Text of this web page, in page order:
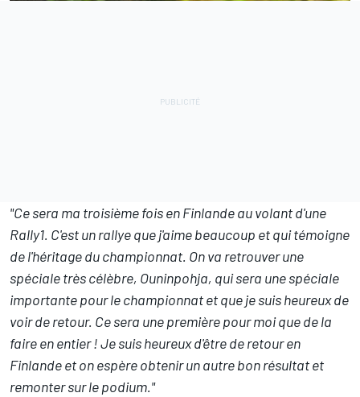
"Ce sera ma troisième fois en Finlande au volant d'une
Rally1. C'est un rallye que j'aime beaucoup et qui témoigne
de l'héritage du championnat. On va retrouver une
spéciale très célèbre, Ouninpohja, qui sera une spéciale
importante pour le championnat et que je suis heureux de
voir de retour. Ce sera une première pour moi que de la
faire en entier ! Je suis heureux d'être de retour en
Finlande et on espère obtenir un autre bon résultat et
remonter sur le podium."